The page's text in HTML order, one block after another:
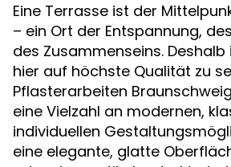
Eine Terrasse ist der
– ein Ort der Entspannung,
des Zusammenseins.
hier auf höchste Qualität zu
Pflasterarbeiten
eine Vielzahl an modernen,
individuellen
eine elegante, glatte